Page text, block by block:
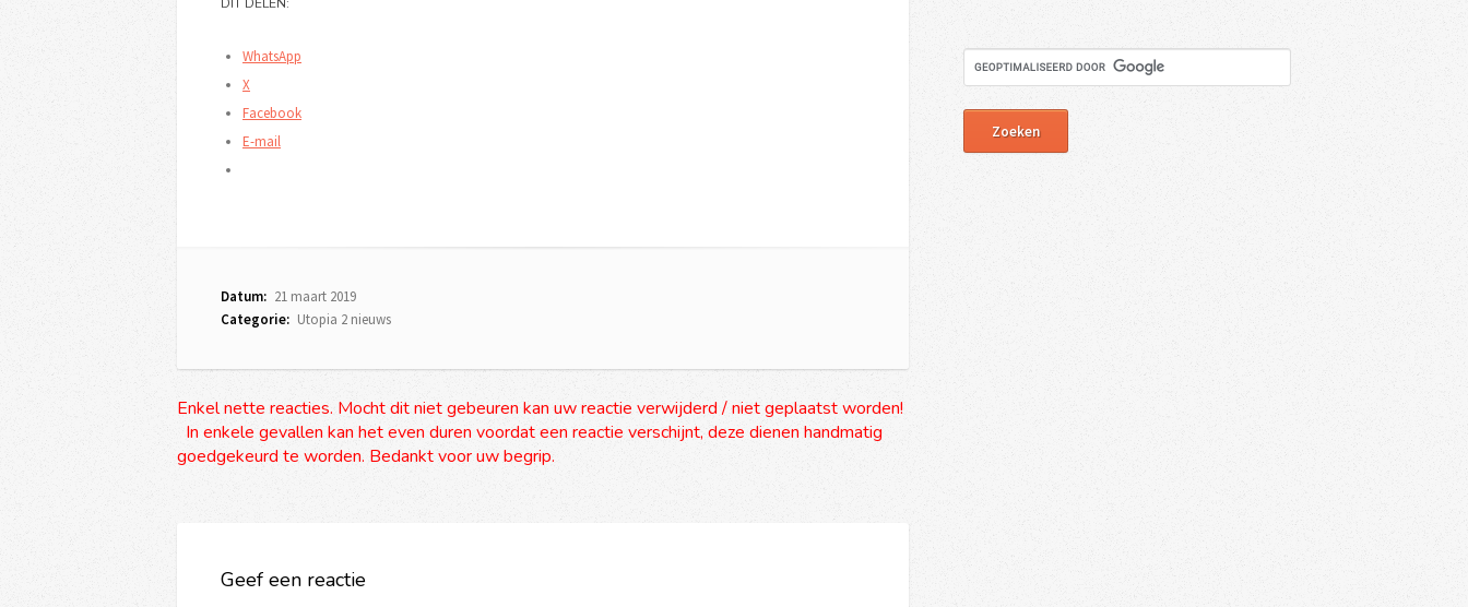
WhatsApp
X
Facebook
E-mail
Datum: 21 maart 2019
Categorie: Utopia 2 nieuws
Enkel nette reacties. Mocht dit niet gebeuren kan uw reactie verwijderd / niet geplaatst worden!
In enkele gevallen kan het even duren voordat een reactie verschijnt, deze dienen handmatig
goedgekeurd te worden. Bedankt voor uw begrip.
Geef een reactie